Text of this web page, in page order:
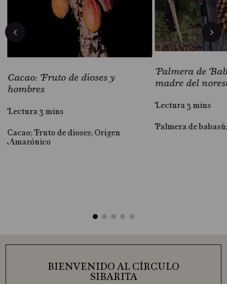
Cacao: Fruto de dioses y
hombres
Lectura 3 mins
Cacao; Fruto de dioses; Origen
Amazónico
Palmera de
madre del
Lectura 3 mins
Palmera de
BIENVENIDO AL CÍRCULO
SIBARITA